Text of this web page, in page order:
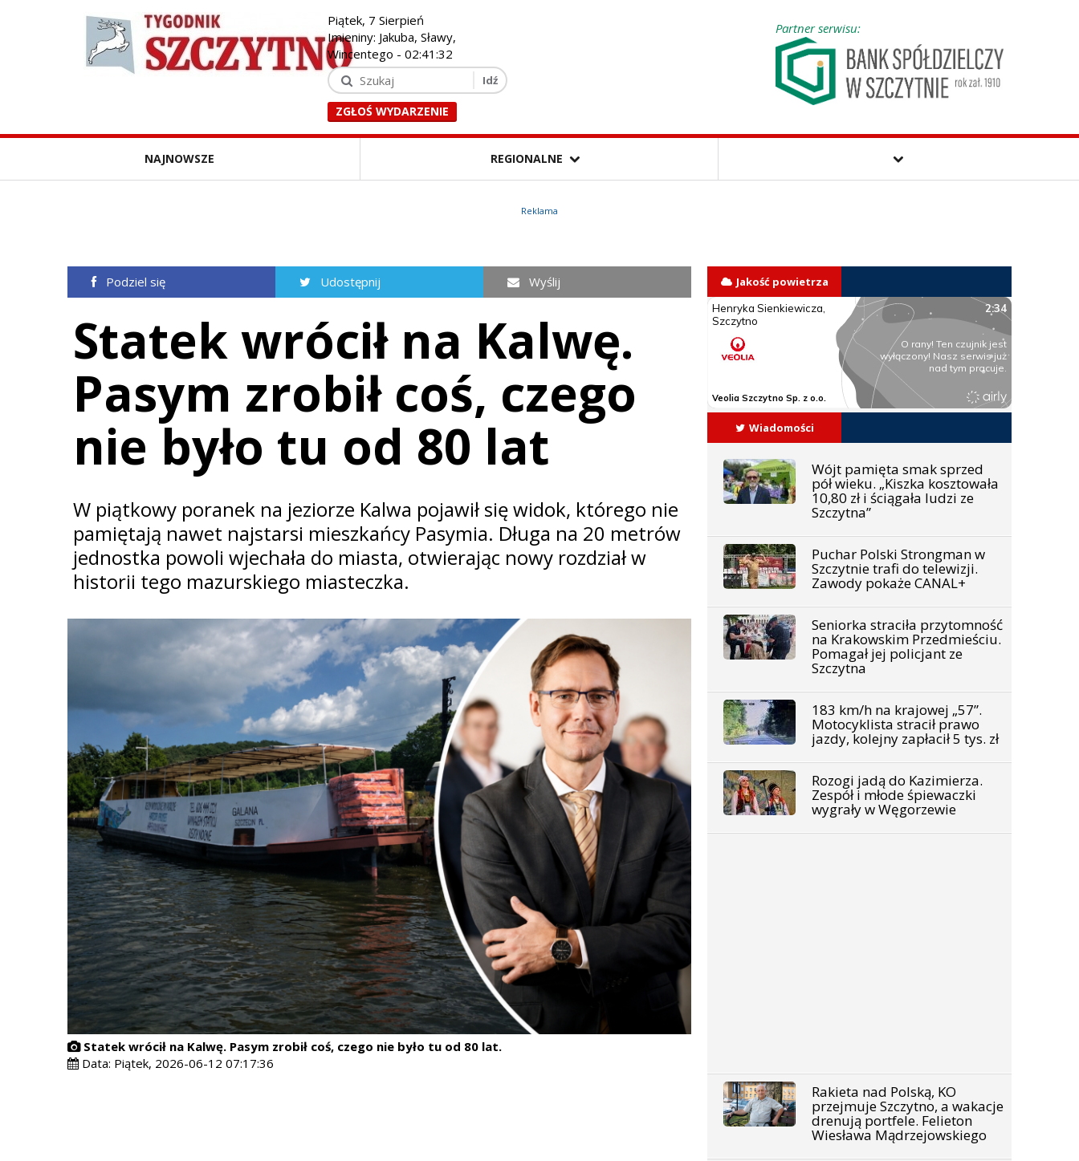
Piątek, 7 Sierpień
Imieniny: Jakuba, Sławy,
Wincentego -02:41:33
ZGŁOŚ WYDARZENIE
Partner serwisu:
NAJNOWSZE REGIONALNE
Reklama
Podziel się Udostępnij Wyślij
Statek wrócił na Kalwę.
Pasym zrobił coś, czego
nie było tu od 80 lat
W piątkowy poranek na jeziorze Kalwa pojawił się widok, którego nie
pamiętają nawet najstarsi mieszkańcy Pasymia. Długa na 20 metrów
jednostka powoli wjechała do miasta, otwierając nowy rozdział w
historii tego mazurskiego miasteczka.
Statek wrócił na Kalwę. Pasym zrobił coś, czego nie było tu od 80 lat.
Data: Piątek, 2026-06-12 07:17:36
Jakość powietrza
Wiadomości
Wójt pamięta smak sprzed
pół wieku. „Kiszka kosztowała
10,80 zł i ściągała ludzi ze
Szczytna”
Puchar Polski Strongman w
Szczytnie trafi do telewizji.
Zawody pokaże CANAL+
Seniorka straciła przytomność
na Krakowskim Przedmieściu.
Pomagał jej policjant ze
Szczytna
183 km/h na krajowej „57”.
Motocyklista stracił prawo
jazdy, kolejny zapłacił 5 tys. zł
Rozogi jadą do Kazimierza.
Zespół i młode śpiewaczki
wygrały w Węgorzewie
Rakieta nad Polską, KO
przejmuje Szczytno, a wakacje
drenują portfele. Felieton
Wiesława Mądrzejowskiego